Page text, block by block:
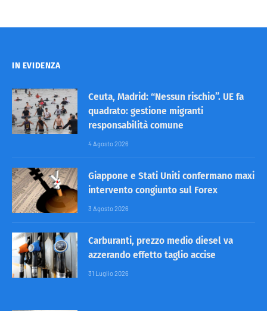
IN EVIDENZA
Ceuta, Madrid: “Nessun rischio”. UE fa
quadrato: gestione migranti
responsabilità comune
4 Agosto 2026
Giappone e Stati Uniti confermano maxi
intervento congiunto sul Forex
3 Agosto 2026
Carburanti, prezzo medio diesel va
azzerando effetto taglio accise
31 Luglio 2026